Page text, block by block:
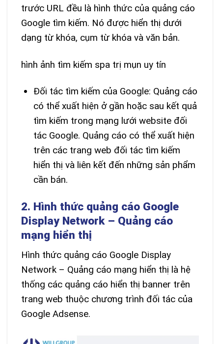
trước URL đều là hình thức của quảng cáo
Google tìm kiếm. Nó được hiển thị dưới
dạng từ khóa, cụm từ khóa và văn bản.
hình ảnh tìm kiếm spa trị mụn uy tín
Đối tác tìm kiếm của Google: Quảng cáo
có thể xuất hiện ở gần hoặc sau kết quả
tìm kiếm trong mạng lưới website đối
tác Google. Quảng cáo có thể xuất hiện
trên các trang web đối tác tìm kiếm
hiển thị và liên kết đến những sản phẩm
cần bán.
2. Hình thức quảng cáo Google
Display Network – Quảng cáo
mạng hiển thị
Hình thức quảng cáo Google Display
Network – Quảng cáo mạng hiển thị là hệ
thống các quảng cáo hiển thị banner trên
trang web thuộc chương trình đối tác của
Google Adsense.